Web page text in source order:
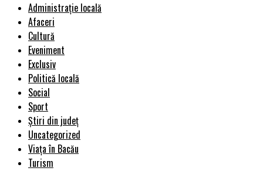
Administrație locală
Afaceri
Cultură
Eveniment
Exclusiv
Politică locală
Social
Sport
Știri din județ
Uncategorized
Viața în Bacău
Turism